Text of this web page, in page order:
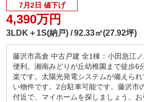
今の時代、住宅ローン審査条件は
分緩和されております。
雇用形態に関係なく住宅ローンは
ーンや多目的ローンが残っていて
自己資金が無くても諸費用やオプ
ローンに組み込めます。
住宅ローンには自信があります
お借入があるなど不安をお持ち
任せください。
7月2日 値下げ
4,390万円
3LDK＋1S(納戸) 92.33㎡(27.92坪)
藤沢市高倉 中古戸建 全1棟：小田急江
便利。湘南みどりが丘幼稚園まで徒歩6
楽です。太陽光発電システムが備えら
い物件です。2台駐車可能です。藤沢市
付近で、マイホームを探しましょう。